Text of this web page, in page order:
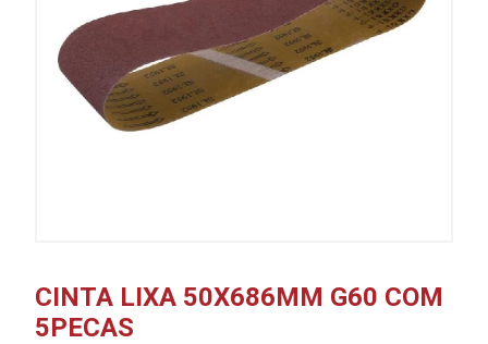
CINTA LIXA 50X686MM G60 COM
5PECAS